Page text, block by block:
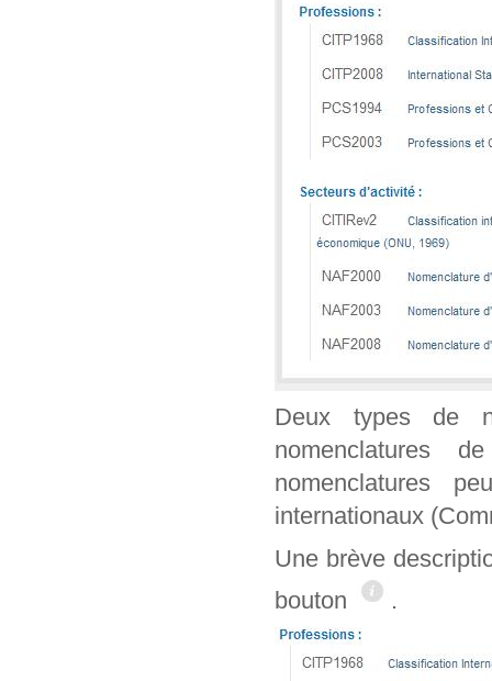
Deux types de
nomenclatures
nomenclatures
internationaux
Une brève
bouton
.